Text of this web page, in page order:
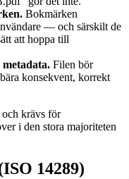
Bokmärken
— och särskilt de
att hoppa till
Filen bör
konsekvent, korrekt
och krävs för
i den stora majoriteten
14289)